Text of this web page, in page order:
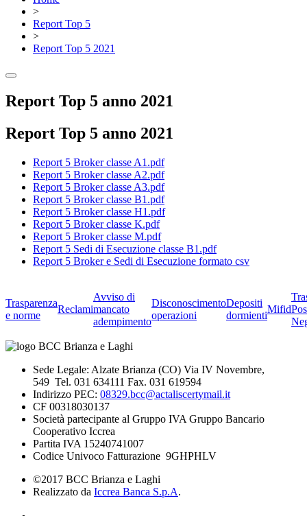
>
Report Top 5
>
Report Top 5 2021
Report Top 5 anno 2021
Report Top 5 anno 2021
Report 5 Broker classe A1.pdf
Report 5 Broker classe A2.pdf
Report 5 Broker classe A3.pdf
Report 5 Broker classe B1.pdf
Report 5 Broker classe H1.pdf
Report 5 Broker classe K.pdf
Report 5 Broker classe M.pdf
Report 5 Sedi di Esecuzione classe B1.pdf
Report 5 Broker e Sedi di Esecuzione formato csv
Trasparenza
e norme
Reclami
Avviso di
mancato
adempimento
Disconoscimento
operazioni
Depositi
dormienti
Mifid
Sede Legale: Alzate Brianza (CO) Via IV Novembre,
549 Tel. 031 634111 Fax. 031 619594
Indirizzo PEC: 08329.bcc@actaliscertymail.it
CF 00318030137
Società partecipante al Gruppo IVA Gruppo Bancario
Cooperativo Iccrea
Partita IVA 15240741007
Codice Univoco Fatturazione 9GHPHLV
©2017 BCC Brianza e Laghi
Realizzato da Iccrea Banca S.p.A.